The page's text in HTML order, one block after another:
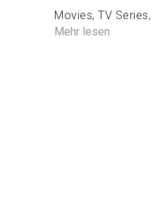
Movies, TV
Mehr lesen